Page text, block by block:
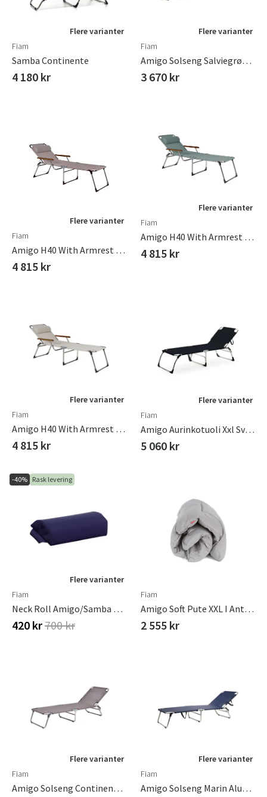
Flere varianter
Fiam
Samba Continente
4 180 kr
Flere varianter
Fiam
Amigo Solseng Salviegrønn Aluminium/textilene
3 670 kr
Flere varianter
Fiam
Amigo H40 With Armrest Continente
4 815 kr
Flere varianter
Fiam
Amigo H40 With Armrest Sage Green
4 815 kr
Flere varianter
Fiam
Amigo H40 With Armrest Whitebeige
4 815 kr
Flere varianter
Fiam
Amigo Aurinkotuoli Xxl Svart Alumiini/textileeni
5 060 kr
-40% Rask levering
Flere varianter
Fiam
Neck Roll Amigo/samba Navy Textilene
420 kr700 kr
Fiam
Amigo Soft Pute XXL I Antrasittgrå Olefin
2 555 kr
Flere varianter
Fiam
Amigo Solseng Continente Aluminium/textilene
Flere varianter
Fiam
Amigo Solseng Marin Aluminium/textilene